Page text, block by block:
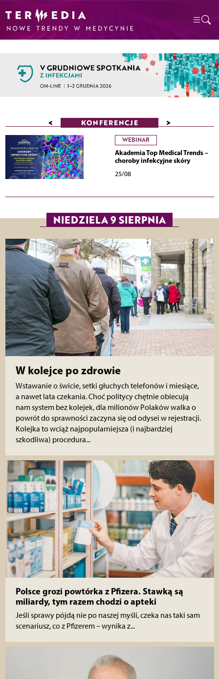
< KONFERENCJE >
WEBINAR
Akademia Top Medical Trends –
choroby infekcyjne skóry
25/08
NIEDZIELA 9 SIERPNIA
W kolejce po zdrowie
Wstawanie o świcie, setki głuchych telefonów i miesiące,
a nawet lata czekania. Choć politycy chętnie obiecują
nam system bez kolejek, dla milionów Polaków walka o
powrót do sprawności zaczyna się od odysei w rejestracji.
Kolejka to wciąż najpopularniejsza (i najbardziej
szkodliwa) procedura...
Polsce grozi powtórka z Pfizera. Stawką są
miliardy, tym razem chodzi o apteki
Jeśli sprawy pójdą nie po naszej myśli, czeka nas taki sam
scenariusz, co z Pfizerem – wynika z...